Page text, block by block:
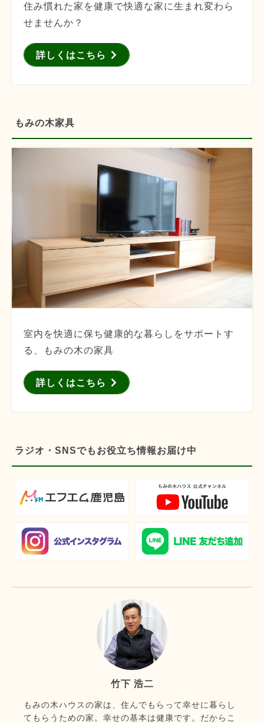
住み慣れた家を健康で快適な家に生まれ変わら
せませんか？
詳しくはこちら
もみの木家具
室内を快適に保ち健康的な暮らしをサポートす
る、もみの木の家具
詳しくはこちら
ラジオ・SNSでもお役立ち情報お届け中
竹下 浩二
もみの木ハウスの家は、住んでもらって幸せに暮らし
てもらうための家。幸せの基本は健康です。だからこ